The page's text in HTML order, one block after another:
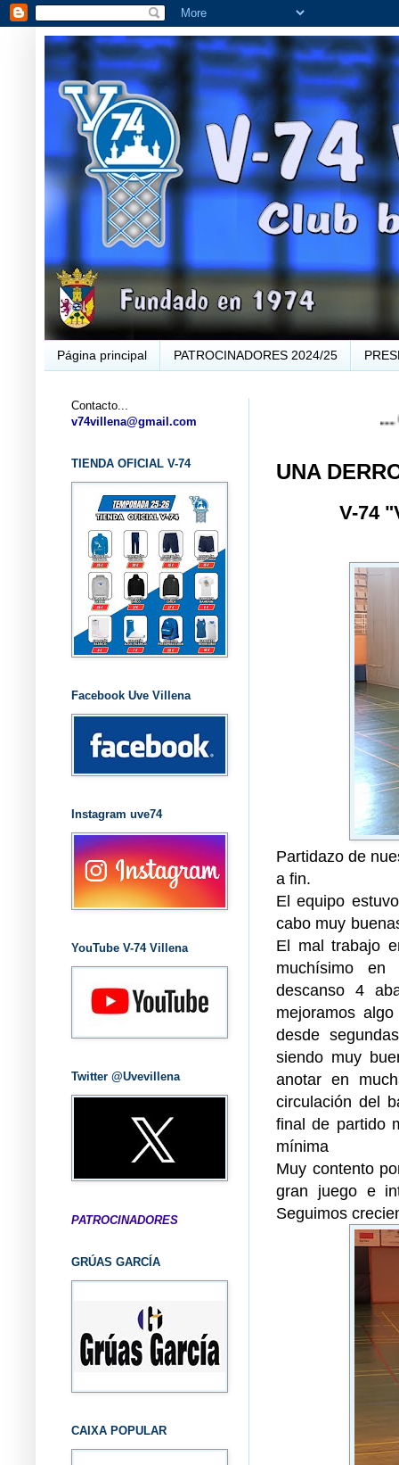
Página principal PATROCINADORES 2024/25
... CLUB
UNA
V-74
Partidazo de
a fin.
El equipo
cabo muy
El mal trabajo
muchísimo en
descanso 4
mejoramos
desde
siendo muy
anotar en
circulación del
final de partido
mínima
Muy contento
gran juego e
Seguimos
Contacto...
v74villena@gmail.com
TIENDA OFICIAL V-74
Facebook Uve Villena
Instagram uve74
YouTube V-74 Villena
Twitter @Uvevillena
PATROCINADORES
GRÚAS GARCÍA
CAIXA POPULAR